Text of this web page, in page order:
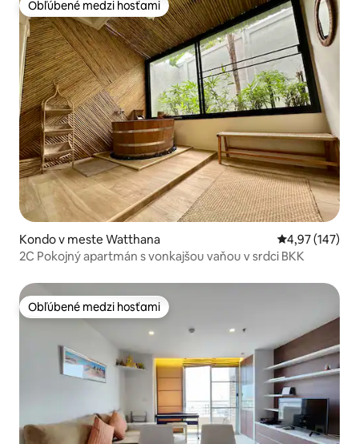
Obľúbené medzi hosťami
Obľúbené medzi hosťami
Kondo v meste Watthana Priemerné
4,97 (147)
2C Pokojný apartmán s vonkajšou vaňou v srdci BKK
Obľúbené medzi hosťami
Obľúbené medzi hosťami